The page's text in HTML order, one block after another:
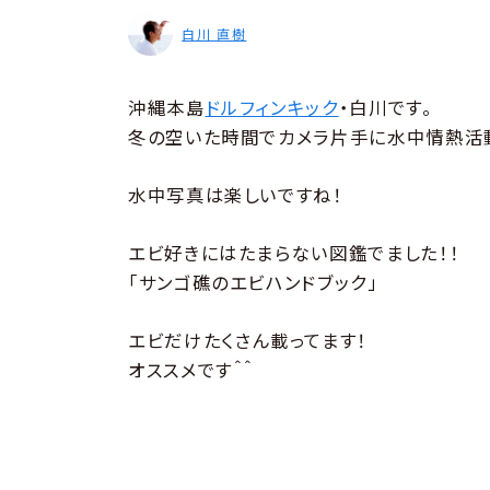
白川 直樹
沖縄本島ドルフィンキック・白川です。
冬の空いた時間でカメラ片手に水中情熱活
水中写真は楽しいですね！
エビ好きにはたまらない図鑑でました！！
「サンゴ礁のエビハンドブック」
エビだけたくさん載ってます！
オススメです＾＾